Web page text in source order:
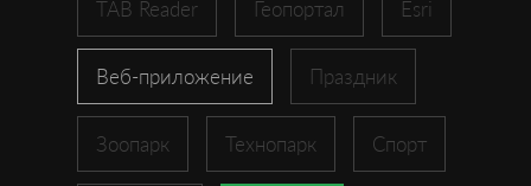
TAB Reader Геопортал Esri
Веб-приложение Праздник
Зоопарк Технопарк Спорт